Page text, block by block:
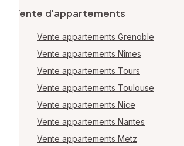
Vente d'appartements
Vente appartements Grenoble
Vente appartements Nîmes
Vente appartements Tours
Vente appartements Toulouse
Vente appartements Nice
Vente appartements Nantes
Vente appartements Metz